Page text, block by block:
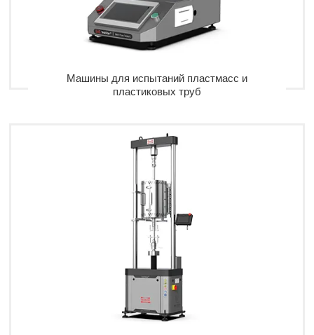
Машины для испытаний пластмасс и
пластиковых труб